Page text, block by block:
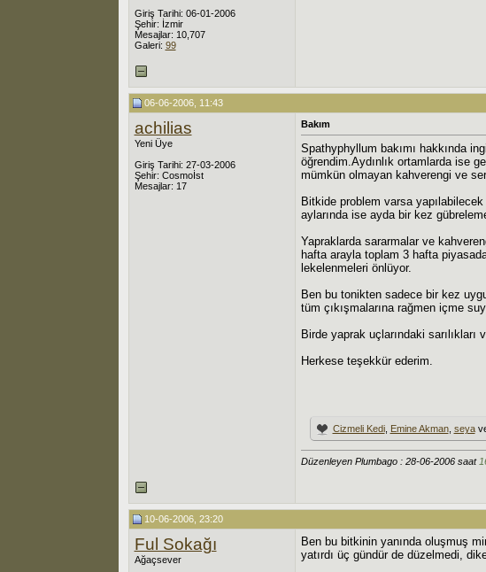
Giriş Tarihi: 06-01-2006
Şehir: İzmir
Mesajlar: 10,707
Galeri: 99
06-06-2006, 11:43
achilias
Yeni Üye
Giriş Tarihi: 27-03-2006
Şehir: Cosmoİst
Mesajlar: 17
Bakım
Spathyphyllum bakımı hakkında
öğrendim.Aydınlık ortamlarda ise
mümkün olmayan kahverengi ve
Bitkide problem varsa
aylarında ise ayda bir kez
Yapraklarda sararmalar ve
hafta arayla toplam 3 hafta
lekelenmeleri önlüyor.
Ben bu tonikten sadece bir kez
tüm çıkışmalarına rağmen içme
Birde yaprak uçlarındaki
Herkese teşekkür ederim.
Cizmeli Kedi, Emine Akman, seya
Düzenleyen Plumbago : 28-06-2006 saat
10-06-2006, 23:20
Ful Sokağı
Ağaçsever
Ben bu bitkinin yanında oluşmuş
yatırdı üç gündür de düzelmedi,